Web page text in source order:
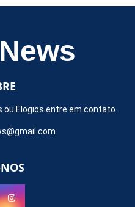
ou Elogios entre em contato.